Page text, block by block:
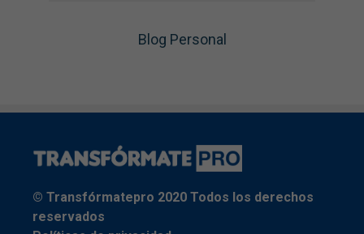
Blog Personal
© Transfórmatepro 2020 Todos los derechos
reservados